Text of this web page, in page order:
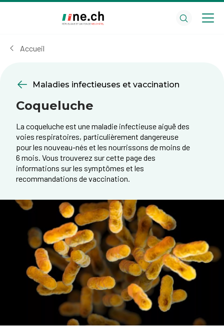
cookies
Accueil
Maladies infectieuses et vaccination
Coqueluche
La coqueluche est une maladie infectieuse aiguë d​es
voies respiratoires, particulièrement dangereuse
pour les nouveau-nés et les nourrissons de moins de
6 mois. Vous trouverez sur cette page des
informations sur les symptômes et les
recommandations de vaccination.